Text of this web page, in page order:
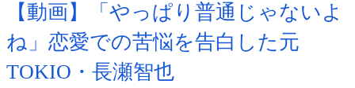
【動画】「やっぱり普通じゃないよ
ね」恋愛での苦悩を告白した元
TOKIO・長瀬智也